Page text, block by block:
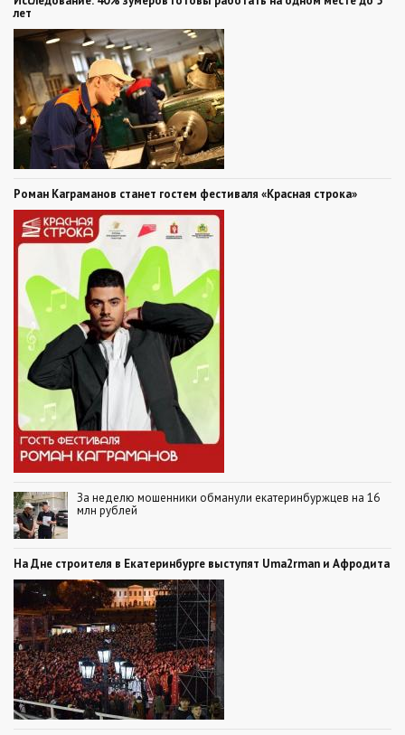
лет
Роман Каграманов станет гостем фестиваля «Красная строка»
За неделю мошенники обманули екатеринбуржцев на 16
млн рублей
На Дне строителя в Екатеринбурге выступят Uma2rman и Афродита